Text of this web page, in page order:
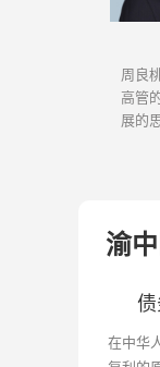
周良
高管
展的
渝
在中华